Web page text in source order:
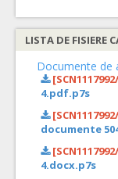
Documente de
4.pdf.p7s
documente
4.docx.p7s